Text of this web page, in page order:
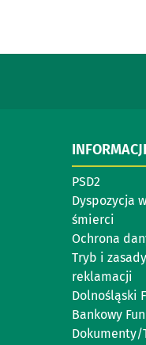
PSD2
Dyspozycja
śmierci
Ochrona
Tryb i
reklamacji
Dolnośląski
Bankowy